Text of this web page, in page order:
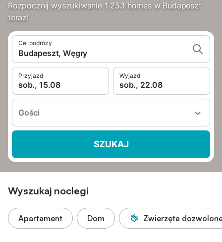
Rozpocznij wyszukiwanie 1 253 homes w Budapeszt
teraz!
Cel podróży
Budapeszt, Węgry
Przyjazd
sob., 15.08
Wyjazd
sob., 22.08
Gości
SZUKAJ
Wyszukaj noclegi
Apartament Dom Zwierzęta